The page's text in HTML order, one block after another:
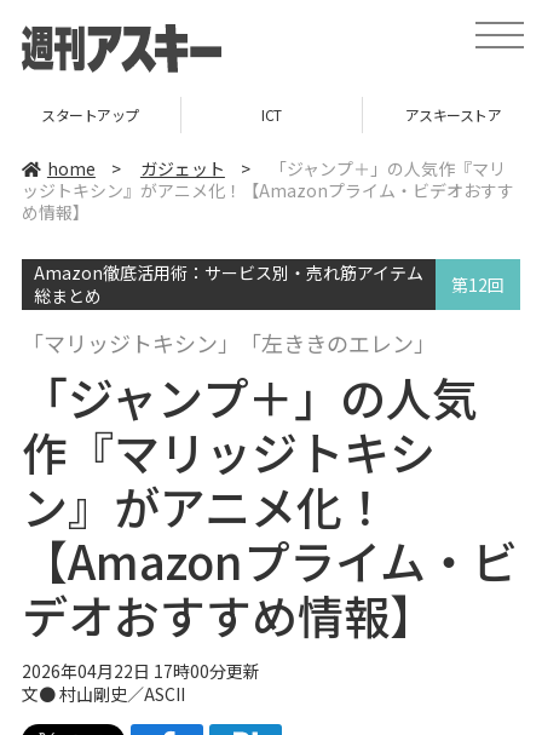
t
o
e
v
i
o
スタートアップ ICT アスキーストア
home > ガジェット >
「ジャンプ＋」の人気作『マリ
ッジトキシン』がアニメ化！【Amazonプライム・ビデオおすす
め情報】
Amazon徹底活用術：サービス別・売れ筋アイテム
総まとめ
第12回
「マリッジトキシン」「左ききのエレン」
「ジャンプ＋」の人気
作『マリッジトキシ
ン』がアニメ化！
【Amazonプライム・ビ
デオおすすめ情報】
2026年04月22日 17時00分更新
文● 村山剛史／ASCII